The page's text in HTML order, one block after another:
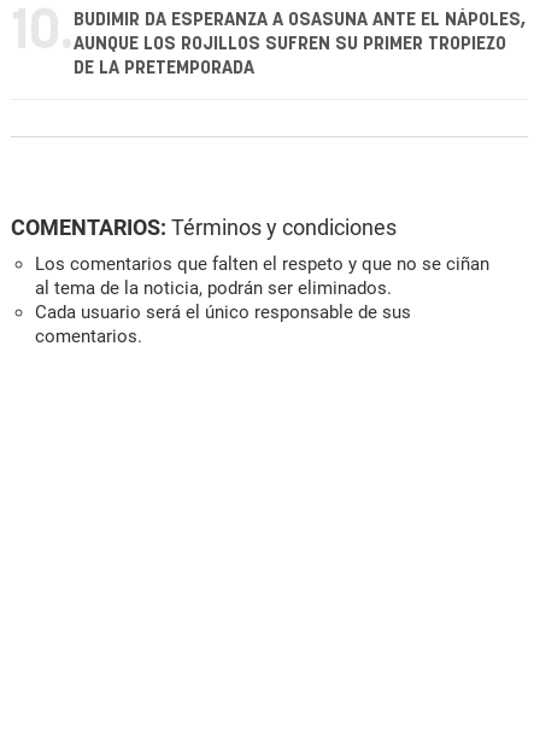
10. BUDIMIR DA ESPERANZA A OSASUNA ANTE EL NÁPOLES,
AUNQUE LOS ROJILLOS SUFREN SU PRIMER TROPIEZO
DE LA PRETEMPORADA
COMENTARIOS: Términos y condiciones
Los comentarios que falten el respeto y que no se ciñan
al tema de la noticia, podrán ser eliminados.
Cada usuario será el único responsable de sus
comentarios.